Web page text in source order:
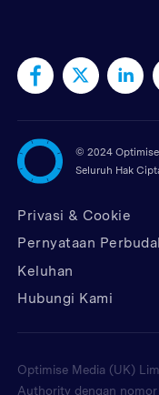
© 2024
Seluruh Hak
Privasi & Cookie
Pernyataan
Keluhan
Hubungi Kami
Optimise Media (UK)
Authority dengan